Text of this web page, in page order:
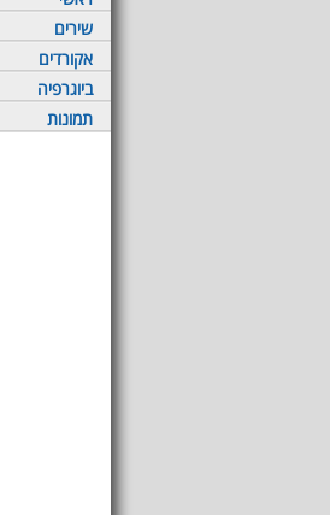
שירים
אקורדים
ביוגרפיה
תמונות